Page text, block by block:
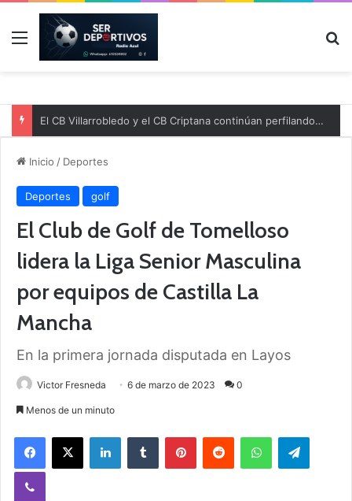
Menú
El CB Villarrobledo y el CB Criptana continúan perfilando sus plantillas
Inicio / Deportes
Deportes golf
El Club de Golf de Tomelloso
lidera la Liga Senior Masculina
por equipos de Castilla La
Mancha
En la primera jornada disputada en Layos
Victor Fresneda 6 de marzo de 2023 0
Menos de un minuto